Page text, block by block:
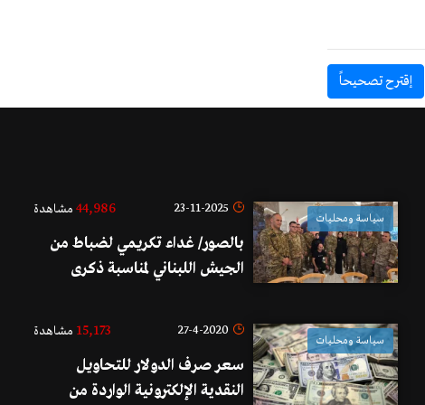
إقترح تصحيحاً
سياسة ومحليات
23-11-2025
44,986مشاهدة
بالصور/ غداء تكريمي لضباط من
الجيش اللبناني لمناسبة ذكرى
فرحات
سياسة ومحليات
27-4-2020
15,173 مشاهدة
سعر صرف الدولار للتحاويل
النقدية الإلكترونية الواردة من